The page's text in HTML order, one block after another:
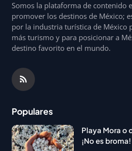
Somos la plataforma de contenido
promover los destinos de México;
por la industria turística de México
más turismo y para posicionar a
destino favorito en el mundo.
Populares
Playa Mora o
¡No es broma!